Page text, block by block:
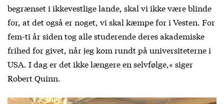
begrænset i ikkevestlige lande, skal vi ikke være blinde
for, at det også er noget, vi skal kæmpe for i Vesten. For
fem-ti år siden tog alle studerende deres akademiske
frihed for givet, når jeg kom rundt på universiteterne i
USA. I dag er det ikke længere en selvfølge,« siger
Robert Quinn.